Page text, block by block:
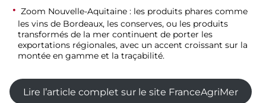
Zoom Nouvelle-Aquitaine : les produits phares comme
les vins de Bordeaux, les conserves, ou les produits
transformés de la mer continuent de porter les
exportations régionales, avec un accent croissant sur la
montée en gamme et la traçabilité.
Lire l’article complet sur le site FranceAgriMer